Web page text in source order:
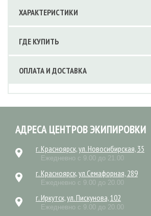
ХАРАКТЕРИСТИКИ
ГДЕ КУПИТЬ
ОПЛАТА И ДОСТАВКА
АДРЕСА ЦЕНТРОВ ЭКИПИРОВКИ
г. Красноярск, ул. Новосибирская, 35
Ежедневно с 9.00 до 21.00
г. Красноярск, ул.Семафорная, 289
Ежедневно с 9.00 до 20.00
г. Иркутск, ул. Пискунова, 102
Ежедневно с 9.00 до 20.00